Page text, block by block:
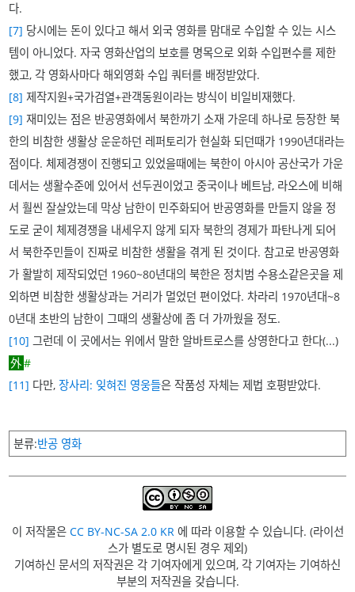
다.
[7] 당시에는 돈이 있다고 해서 외국 영화를 맘대로 수입할 수 있는 시스
템이 아니었다. 자국 영화산업의 보호를 명목으로 외화 수입편수를 제한
했고, 각 영화사마다 해외영화 수입 쿼터를 배정받았다.
[8] 제작지원+국가검열+관객동원이라는 방식이 비일비재했다.
[9] 재미있는 점은 반공영화에서 북한까기 소재 가운데 하나로 등장한 북
한의 비참한 생활상 운운하던 레퍼토리가 현실화 되던때가 1990년대라는
점이다. 체제경쟁이 진행되고 있었을때에는 북한이 아시아 공산국가 가운
데서는 생활수준에 있어서 선두권이었고 중국이나 베트남, 라오스에 비해
서 훨씬 잘살았는데 막상 남한이 민주화되어 반공영화를 만들지 않을 정
도로 굳이 체제경쟁을 내세우지 않게 되자 북한의 경제가 파탄나게 되어
서 북한주민들이 진짜로 비참한 생활을 겪게 된 것이다. 참고로 반공영화
가 활발히 제작되었던 1960~80년대의 북한은 정치범 수용소같은곳을 제
외하면 비참한 생활상과는 거리가 멀었던 편이었다. 차라리 1970년대~8
0년대 초반의 남한이 그때의 생활상에 좀 더 가까웠을 정도.
[10] 그런데 이 곳에서는 위에서 말한 알바트로스를 상영한다고 한다(...)
#
[11] 다만,장사리: 잊혀진 영웅들은 작품성 자체는 제법 호평받았다.
분류 반공 영화
이 저작물은 CC BY-NC-SA 2.0 KR 에 따라 이용할 수 있습니다. (라이선
스가 별도로 명시된 경우 제외)
기여하신 문서의 저작권은 각 기여자에게 있으며, 각 기여자는 기여하신
부분의 저작권을 갖습니다.